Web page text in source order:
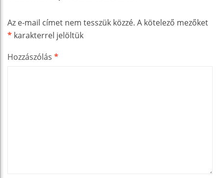
Az e-mail címet nem tesszük közzé. A kötelező mezőket
* karakterrel jelöltük
Hozzászólás *